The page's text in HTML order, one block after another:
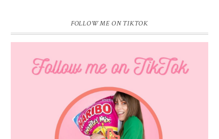
FOLLOW ME ON TIKTOK